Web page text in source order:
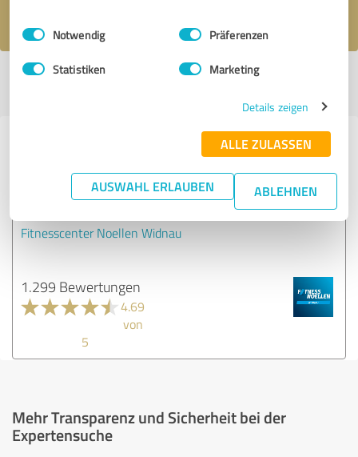
Impressum Datenschutzbestimmungen
Einwilligungsauswahl
Notwendig Präferenzen
Statistiken Marketing
Details zeigen
ALLE ZULASSEN
AUSWAHL ERLAUBEN ABLEHNEN
Profil aktiv seit 21.02.2017 | Letzte Aktualisierung: 14.03.2018
Erfahrungen zu weiteren
Anbietern aus dem Bereich
Training
Fitnesscenter Noellen Widnau
1.299 Bewertungen
4.69
von
5
Mehr Transparenz und Sicherheit bei der
Expertensuche